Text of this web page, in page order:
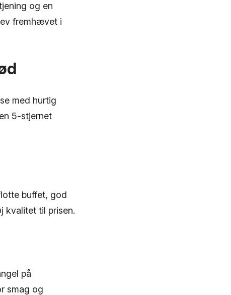
og en
fremhævet i
med hurtig
5-stjernet
buffet, god
kvalitet til prisen.
på
smag og